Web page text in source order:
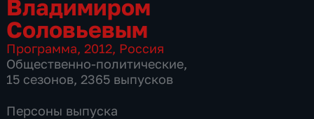
Владимиром
Соловьевым
Программа,2012, Россия
Общественно-политические,
15 сезонов, 2365 выпусков
Персоны выпуска